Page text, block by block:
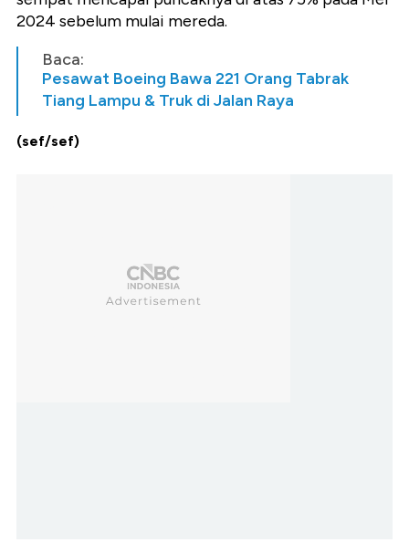
2024 sebelum mulai mereda.
Baca:
Pesawat Boeing Bawa 221 Orang Tabrak
Tiang Lampu & Truk di Jalan Raya
(sef/sef)